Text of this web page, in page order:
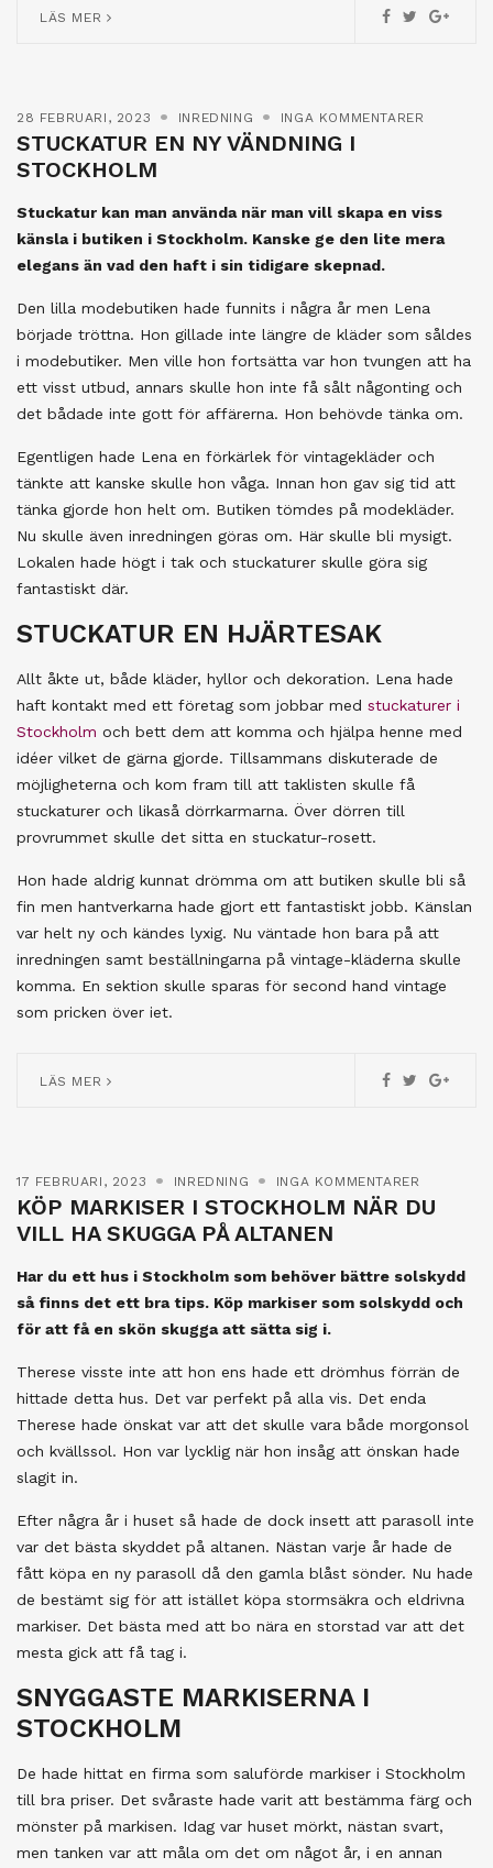
LÄS MER
28 FEBRUARI, 2023 INREDNING INGA KOMMENTARER
STUCKATUR EN NY VÄNDNING I
STOCKHOLM
Stuckatur kan man använda när man vill skapa en viss
känsla i butiken i Stockholm. Kanske ge den lite mera
elegans än vad den haft i sin tidigare skepnad.
Den lilla modebutiken hade funnits i några år men Lena
började tröttna. Hon gillade inte längre de kläder som såldes
i modebutiker. Men ville hon fortsätta var hon tvungen att ha
ett visst utbud, annars skulle hon inte få sålt någonting och
det bådade inte gott för affärerna. Hon behövde tänka om.
Egentligen hade Lena en förkärlek för vintagekläder och
tänkte att kanske skulle hon våga. Innan hon gav sig tid att
tänka gjorde hon helt om. Butiken tömdes på modekläder.
Nu skulle även inredningen göras om. Här skulle bli mysigt.
Lokalen hade högt i tak och stuckaturer skulle göra sig
fantastiskt där.
STUCKATUR EN HJÄRTESAK
Allt åkte ut, både kläder, hyllor och dekoration. Lena hade
haft kontakt med ett företag som jobbar med stuckaturer i
Stockholm och bett dem att komma och hjälpa henne med
idéer vilket de gärna gjorde. Tillsammans diskuterade de
möjligheterna och kom fram till att taklisten skulle få
stuckaturer och likaså dörrkarmarna. Över dörren till
provrummet skulle det sitta en stuckatur-rosett.
Hon hade aldrig kunnat drömma om att butiken skulle bli så
fin men hantverkarna hade gjort ett fantastiskt jobb. Känslan
var helt ny och kändes lyxig. Nu väntade hon bara på att
inredningen samt beställningarna på vintage-kläderna skulle
komma. En sektion skulle sparas för second hand vintage
som pricken över iet.
LÄS MER
17 FEBRUARI, 2023 INREDNING INGA KOMMENTARER
KÖP MARKISER I STOCKHOLM NÄR DU
VILL HA SKUGGA PÅ ALTANEN
Har du ett hus i Stockholm som behöver bättre solskydd
så finns det ett bra tips. Köp markiser som solskydd och
för att få en skön skugga att sätta sig i.
Therese visste inte att hon ens hade ett drömhus förrän de
hittade detta hus. Det var perfekt på alla vis. Det enda
Therese hade önskat var att det skulle vara både morgonsol
och kvällssol. Hon var lycklig när hon insåg att önskan hade
slagit in.
Efter några år i huset så hade de dock insett att parasoll inte
var det bästa skyddet på altanen. Nästan varje år hade de
fått köpa en ny parasoll då den gamla blåst sönder. Nu hade
de bestämt sig för att istället köpa stormsäkra och eldrivna
markiser. Det bästa med att bo nära en storstad var att det
mesta gick att få tag i.
SNYGGASTE MARKISERNA I
STOCKHOLM
De hade hittat en firma som saluförde markiser i Stockholm
till bra priser. Det svåraste hade varit att bestämma färg och
mönster på markisen. Idag var huset mörkt, nästan svart,
men tanken var att måla om det om något år, i en annan